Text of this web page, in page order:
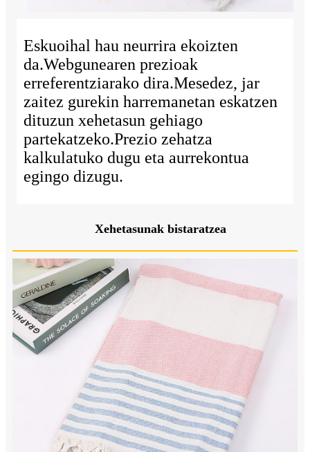
Eskuoihal hau neurrira ekoizten
da.Webgunearen prezioak
erreferentziarako dira.Mesedez, jar
zaitez gurekin harremanetan eskatzen
dituzun xehetasun gehiago
partekatzeko.Prezio zehatza
kalkulatuko dugu eta aurrekontua
egingo dizugu.
Xehetasunak bistaratzea